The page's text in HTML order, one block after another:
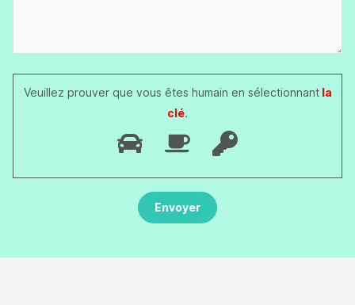
Veuillez prouver que vous êtes humain en sélectionnantla
clé.